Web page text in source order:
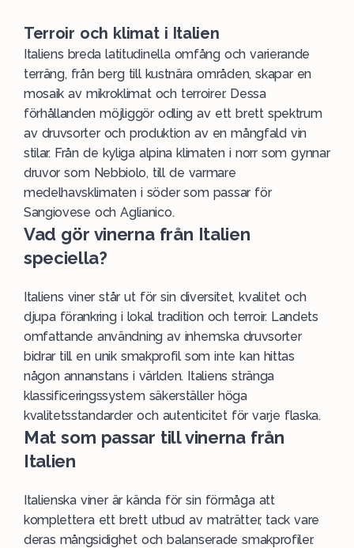
Terroir och klimat i Italien
Italiens breda latitudinella omfång och varierande
terräng, från berg till kustnära områden, skapar en
mosaik av mikroklimat och terroirer. Dessa
förhållanden möjliggör odling av ett brett spektrum
av druvsorter och produktion av en mångfald vin
stilar. Från de kyliga alpina klimaten i norr som gynnar
druvor som Nebbiolo, till de varmare
medelhavsklimaten i söder som passar för
Sangiovese och Aglianico.
Vad gör vinerna från Italien
speciella?
Italiens viner står ut för sin diversitet, kvalitet och
djupa förankring i lokal tradition och terroir. Landets
omfattande användning av inhemska druvsorter
bidrar till en unik smakprofil som inte kan hittas
någon annanstans i världen. Italiens stränga
klassificeringssystem säkerställer höga
kvalitetsstandarder och autenticitet för varje flaska.
Mat som passar till vinerna från
Italien
Italienska viner är kända för sin förmåga att
komplettera ett brett utbud av maträtter, tack vare
deras mångsidighet och balanserade smakprofiler.